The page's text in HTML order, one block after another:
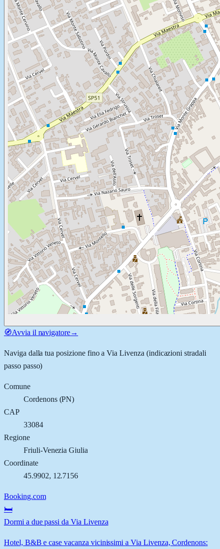
🧭Avvia il navigatore→
Naviga dalla tua posizione fino aVia Livenza (indicazioni stradali
passo passo)
Comune
Cordenons(PN)
CAP
33084
Regione
Friuli-Venezia Giulia
Coordinate
45.9902, 12.7156
Booking.com
🛏️
Dormi a due passi da Via Livenza
Hotel, B&B e case vacanza vicinissimi a Via Livenza, Cordenons: